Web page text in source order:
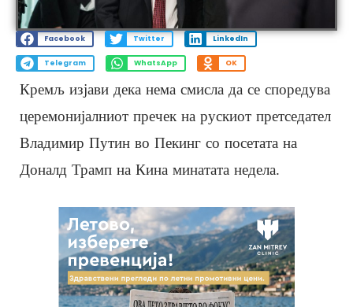
Facebook Twitter LinkedIn
Telegram WhatsApp OK
Кремљ изјави дека нема смисла да се споредува
церемонијалниот пречек на рускиот претседател
Владимир Путин во Пекинг со посетата на
Доналд Трамп на Кина минатата недела.